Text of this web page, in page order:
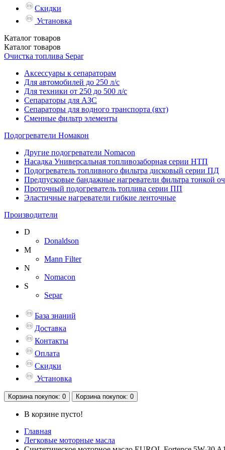
Скидки
Установка
Каталог товаров
Каталог товаров
Очистка топлива Separ
Аксессуары к сепараторам
Для автомобилей до 250 л/с
Для техники от 250 до 500 л/с
Сепараторы для АЗС
Сепараторы для водного транспорта (яхт)
Сменные фильтр элементы
Подогреватели Номакон
Другие подогреватели Nomacon
Насадка Универсальная топливозаборная серии НТП
Подогреватель топливного фильтра дисковый серии ПД
Предпусковые бандажные нагреватели фильтра тонкой
Проточный подогреватель топлива серии ПП
Эластичные нагреватели гибкие ленточные
Производители
D
Donaldson
M
Mann Filter
N
Nomacon
S
Separ
База знаний
Доставка
Контакты
Оплата
Скидки
Установка
Корзинапокупок: 0 Корзинапокупок: 0
В корзине пусто!
Главная
Легковые моторные масла